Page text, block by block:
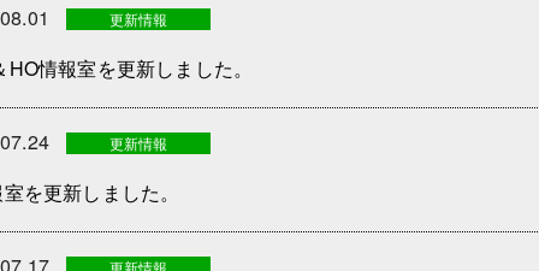
更新情報
HO情報室を更新しました。
更新情報
を更新しました。
更新情報